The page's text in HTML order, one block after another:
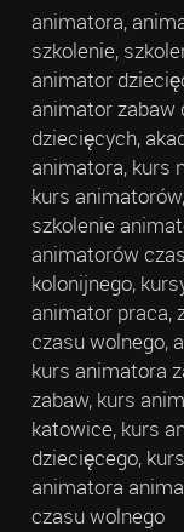
animatora,
szkolenie,
animator
animator zabaw
dziecięcych,
animatora, kurs
kurs
szkolenie
animatorów
kolonijnego,
animator praca,
czasu wolnego,
kurs animatora
zabaw, kurs
katowice, kurs
dziecięcego,
animatora
czasu wolnego